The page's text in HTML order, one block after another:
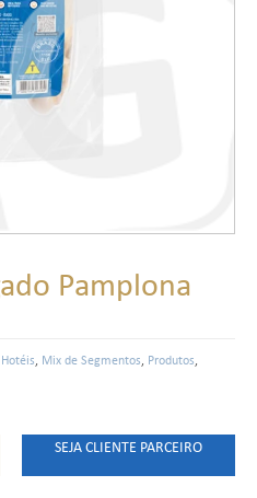
Pamplona
Hotéis, Mix de Segmentos, Produtos,
SEJA CLIENTE PARCEIRO